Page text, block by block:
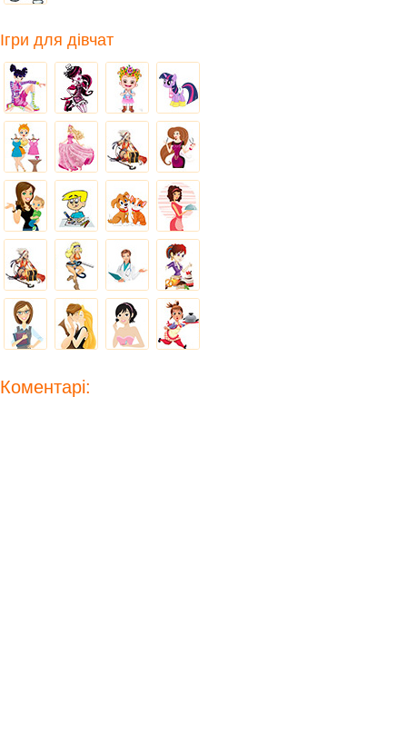
Ігри для дівчат
Коментарі: